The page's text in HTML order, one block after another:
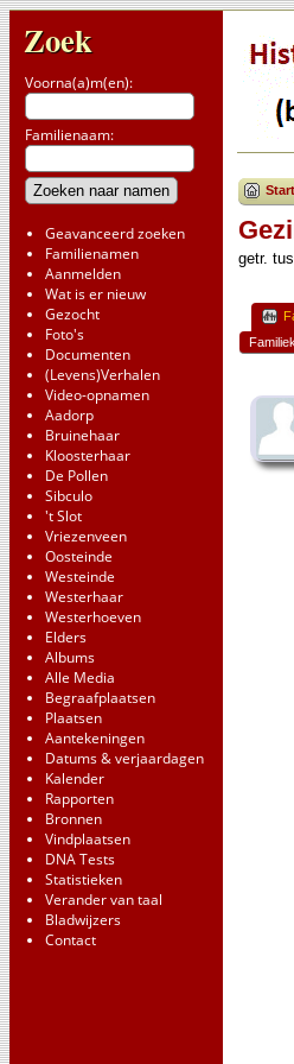
Zoek
Voorna(a)m(en):
Familienaam:
Geavanceerd zoeken
Familienamen
Aanmelden
Wat is er nieuw
Gezocht
Foto's
Documenten
(Levens)Verhalen
Video-opnamen
Aadorp
Bruinehaar
Kloosterhaar
De Pollen
Sibculo
't Slot
Vriezenveen
Oosteinde
Westeinde
Westerhaar
Westerhoeven
Elders
Albums
Alle Media
Begraafplaatsen
Plaatsen
Aantekeningen
Datums & verjaardagen
Kalender
Rapporten
Bronnen
Vindplaatsen
DNA Tests
Statistieken
Verander van taal
Bladwijzers
Contact
getr.